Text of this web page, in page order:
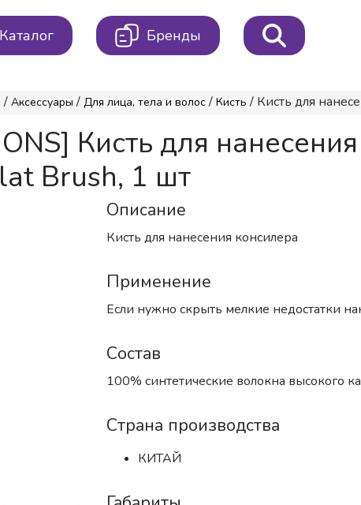
Каталог Бренды
/ Аксессуары / Для лица, тела и волос / Кисть / Кисть для
Кисть для
Brush, 1 шт
Описание
Кисть для нанесения консилера
Применение
Если нужно скрыть мелкие недостатки
Состав
100% синтетические волокна высокого
Страна производства
КИТАЙ